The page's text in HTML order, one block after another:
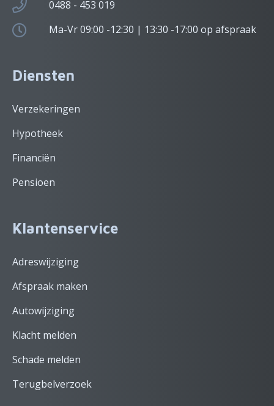
0488 - 453 019
Ma-Vr 09:00 -12:30 | 13:30 -17:00 op afspraak
Diensten
Verzekeringen
Hypotheek
Financiën
Pensioen
Klantenservice
Adreswijziging
Afspraak maken
Autowijziging
Klacht melden
Schade melden
Terugbelverzoek